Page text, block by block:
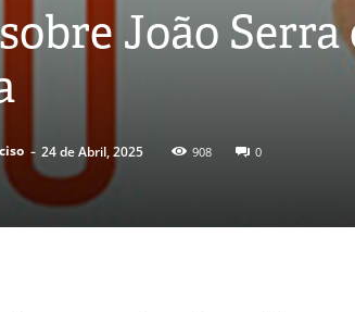
João Serra
- 24 de Abril, 2025 908 0